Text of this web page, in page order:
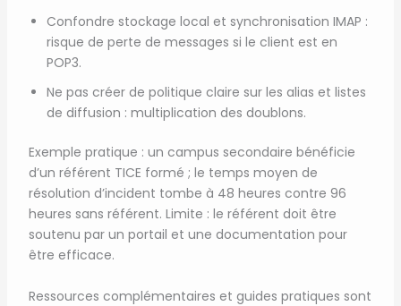
Confondre stockage local et synchronisation IMAP :
risque de perte de messages si le client est en
POP3.
Ne pas créer de politique claire sur les alias et listes
de diffusion : multiplication des doublons.
Exemple pratique : un campus secondaire bénéficie
d’un référent TICE formé ; le temps moyen de
résolution d’incident tombe à 48 heures contre 96
heures sans référent. Limite : le référent doit être
soutenu par un portail et une documentation pour
être efficace.
Ressources complémentaires et guides pratiques sont